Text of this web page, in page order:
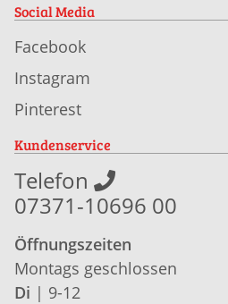
Social Media
Facebook
Instagram
Pinterest
Kundenservice
Telefon
07371-10696 00
Öffnungszeiten
Montags geschlossen
Di | 9-12